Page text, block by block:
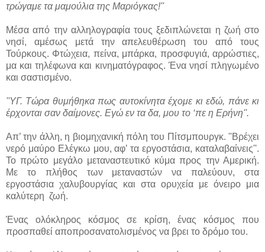
τρώγαμε τα μαμούλια της Μαριόγκας!''
Μέσα από την αλληλογραφία τους ξεδιπλώνεται η ζωή στο
νησί, αμέσως μετά την απελευθέρωση του από τους
Τούρκους. Φτώχεια, πείνα, μπάρκα, προσφυγιά, αρρώστιες,
μα και τηλέφωνα και κινηματόγραφος. Ένα νησί πληγωμένο
και σαστισμένο.
''ΥΓ. Τώρα θυμήθηκα πως αυτοκίνητα έχομε κι εδώ, πάνε κι
έρχονται σαν δαίμονες. Εγώ εν τα δα, μου το ‘πε η Ερήνη''.
Απ’ την άλλη, η βιομηχανική πόλη του Πίτσμπουργκ. ''Βρέχει
νερό μαύρο Ελέγκω μου, αφ’ τα εργοστάσια, καταλαβαίνεις''.
Το πρώτο μεγάλο μεταναστευτικό κύμα προς την Αμερική.
Με το πλήθος των μεταναστών να παλεύουν, στα
εργοστάσια χαλυβουργίας και στα ορυχεία με όνειρο μια
καλύτερη ζωή.
Ένας ολόκληρος κόσμος σε κρίση, ένας κόσμος που
προσπαθεί αποπροσανατολισμένος να βρει το δρόμο του.